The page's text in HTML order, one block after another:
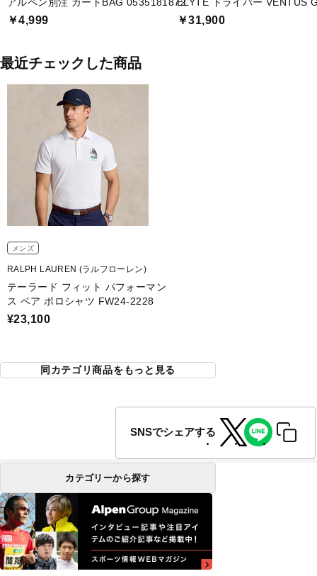
￥4,999 ￥31,900
最近チェックした商品
メンズ
RALPH LAUREN (ラルフローレン)
テーラード フィット パフォーマン
ス ベア ポロシャツ FW24-2228
¥23,100
同カテゴリ商品をもっと見る
SNSでシェアする
カテゴリーから探す